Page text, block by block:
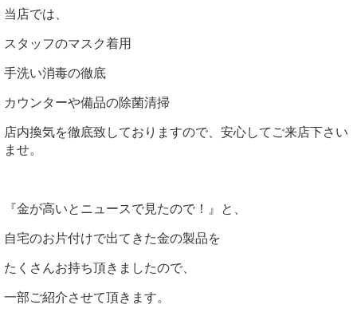
当店では、
スタッフのマスク着用
手洗い消毒の徹底
カウンターや備品の除菌清掃
店内換気を徹底致しておりますので、安心してご来店下さい
ませ。
『金が高いとニュースで見たので！』と、
自宅のお片付けで出てきた金の製品を
たくさんお持ち頂きましたので、
一部ご紹介させて頂きます。